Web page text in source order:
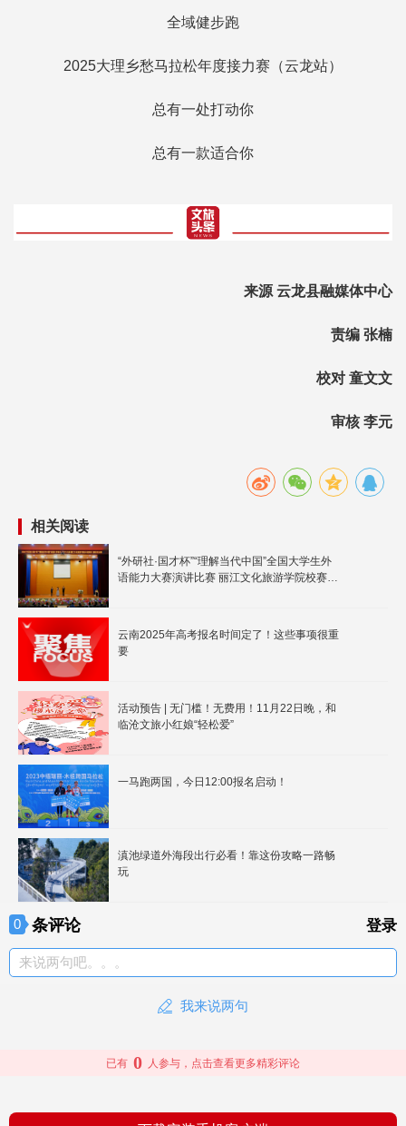
全域健步跑
2025大理乡愁马拉松年度接力赛（云龙站）
总有一处打动你
总有一款适合你
来源 云龙县融媒体中心
责编 张楠
校对 童文文
审核 李元
相关阅读
“外研社·国才杯”“理解当代中国”全国大学生外
语能力大赛演讲比赛 丽江文化旅游学院校赛决
云南2025年高考报名时间定了！这些事项很重
要
活动预告 | 无门槛！无费用！11月22日晚，和
临沧文旅小红娘“轻松爱”
一马跑两国，今日12:00报名启动！
滇池绿道外海段出行必看！靠这份攻略一路畅
玩
0 条评论 登录
来说两句吧。。。
我来说两句
已有 0 人参与，点击查看更多精彩评论